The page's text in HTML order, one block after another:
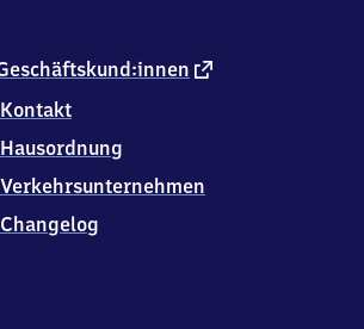
4
Köln
externer
Kontakt
Hausordnung
Verkehrsunternehmen
Changelog